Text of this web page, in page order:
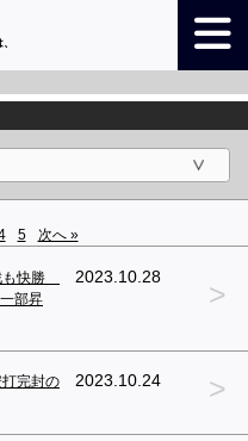
5 次へ »
も快勝
部昇
2023.10.28
>
完封の
2023.10.24 >